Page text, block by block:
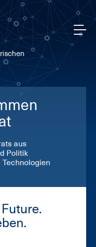
aus
Politik